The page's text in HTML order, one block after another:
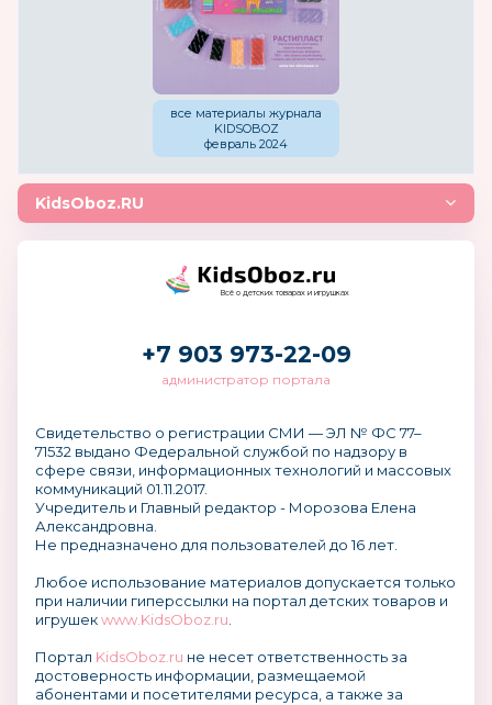
все материалы журнала
KIDSOBOZ
февраль 2024
KidsOboz.RU
Всё о детских товарах и игрушках
+7 903 973-22-09
администратор портала
Свидетельство о регистрации СМИ — ЭЛ № ФС 77–
71532 выдано Федеральной службой по надзору в
сфере связи, информационных технологий и массовых
коммуникаций 01.11.2017.
Учредитель и Главный редактор - Морозова Елена
Александровна.
Не предназначено для пользователей до 16 лет.
Любое использование материалов допускается только
при наличии гиперссылки на портал детских товаров и
игрушекwww.KidsOboz.ru
Портал KidsOboz.ru не несет ответственность за
достоверность информации, размещаемой
абонентами и посетителями ресурса, а также за